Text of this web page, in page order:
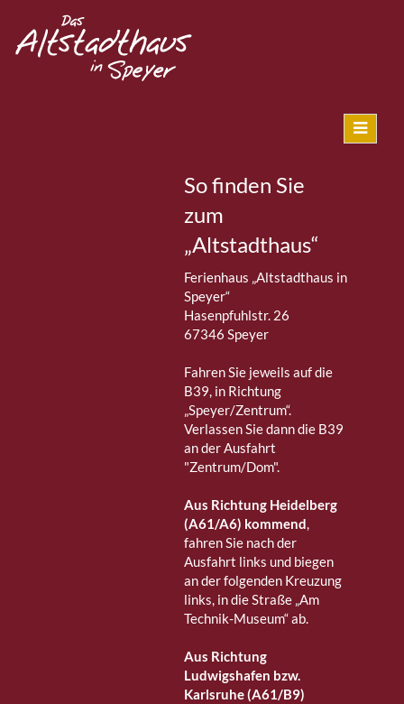
So finden Sie
zum
„Altstadthaus“
Ferienhaus „Altstadthaus in
Speyer“
Hasenpfuhlstr. 26
67346 Speyer
Fahren Sie jeweils auf die
B39, in Richtung
„Speyer/Zentrum“.
Verlassen Sie dann die B39
an der Ausfahrt
"Zentrum/Dom".
Aus Richtung Heidelberg
(A61/A6) kommend,
fahren Sie nach der
Ausfahrt links und biegen
an der folgenden Kreuzung
links, in die Straße „Am
Technik-Museum“ ab.
Aus Richtung
Ludwigshafen bzw.
Karlsruhe (A61/B9)